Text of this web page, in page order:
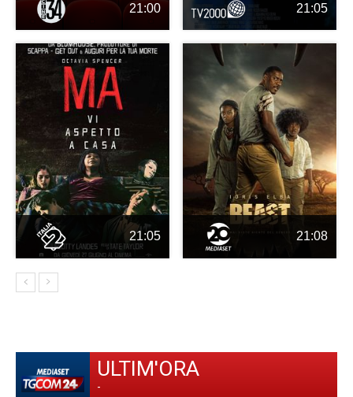
21:00 21:05
21:05 21:08
ULTIM'ORA
-